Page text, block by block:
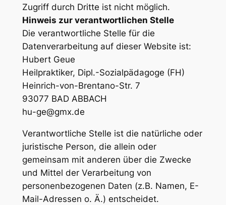
Zugriff durch Dritte ist nicht möglich.
Hinweis zur verantwortlichen Stelle
Die verantwortliche Stelle für die
Datenverarbeitung auf dieser Website ist:
Hubert Geue
Heilpraktiker, Dipl.-Sozialpädagoge (FH)
Heinrich-von-Brentano-Str. 7
93077 BAD ABBACH
hu-ge@gmx.de
Verantwortliche Stelle ist die natürliche oder
juristische Person, die allein oder
gemeinsam mit anderen über die Zwecke
und Mittel der Verarbeitung von
personenbezogenen Daten (z.B. Namen, E-
Mail-Adressen o. Ä.) entscheidet.